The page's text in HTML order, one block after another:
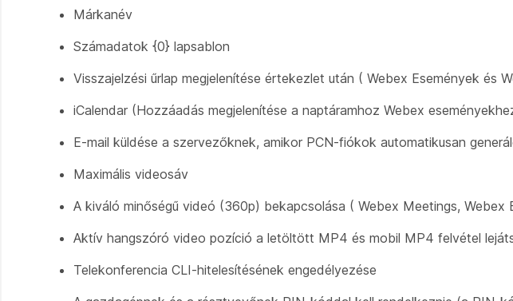
Márkanév
Számadatok {0} lapsablon
Visszajelzési űrlap megjelenítése értekezlet után ( Webex Események és
iCalendar (Hozzáadás megjelenítése a naptáramhoz Webex
E-mail küldése a szervezőknek, amikor PCN-fiókok automatikusan
Maximális videosáv
A kiváló minőségű videó (360p) bekapcsolása ( Webex Meetings, Webex
Aktív hangszóró video pozíció a letöltött MP4 és mobil MP4 felvétel
Telekonferencia CLI-hitelesítésének engedélyezése